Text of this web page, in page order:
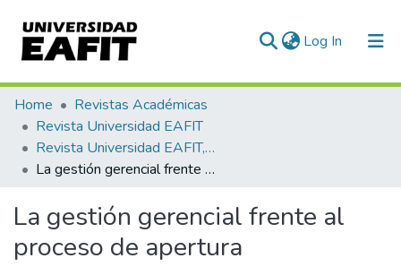
Log In (current)
Communities & Collections
All of DSpace
Statistics
Home
Revistas Académicas
Revista Universidad EAFIT
Revista Universidad EAFIT, Vol. 28, Núm. 088 (1992)
La gestión gerencial frente al proceso de apertura
La gestión gerencial frente al
proceso de apertura